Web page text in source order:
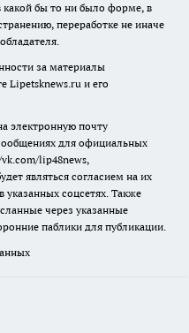
бы то ни было форме, в
переработке не иначе
за материалы
Lipetsknews.ru и его
электронную почту
для официальных
lip48news,
являться согласием на их
указанных соцсетях. Также
через указанные
паблики для публикации.